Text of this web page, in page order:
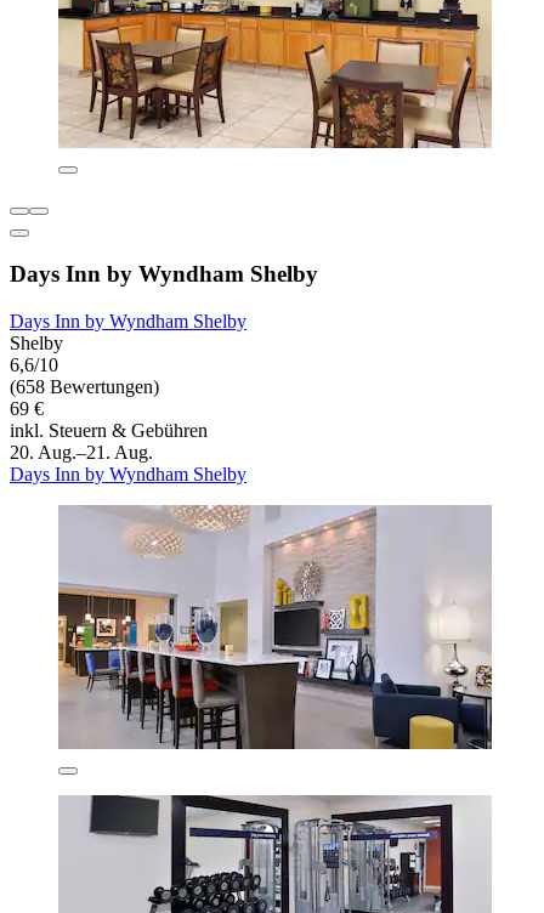
Days Inn by Wyndham Shelby
Days Inn by Wyndham Shelby
Shelby
6,6/10
(658 Bewertungen)
69 €
inkl. Steuern & Gebühren
20. Aug.–21. Aug.
Days Inn by Wyndham Shelby